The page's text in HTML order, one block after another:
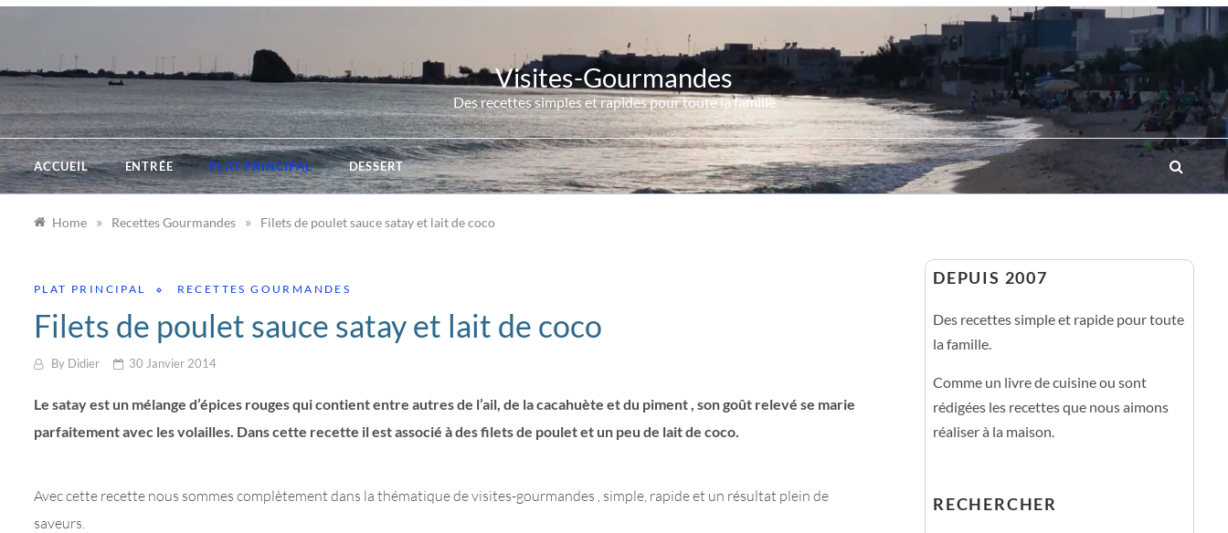
Skip
Visites-Gourmandes
Des recettes simples et rapides pour toute la famille
ACCUEIL ENTRÉE PLAT PRINCIPAL DESSERT
Home » Recettes Gourmandes » Filets de poulet sauce satay et lait de coco
PLAT PRINCIPAL RECETTES GOURMANDES
Filets de poulet sauce satay et lait de coco
By Didier 30 Janvier 2014
Le satay est un mélange d’épices rouges qui contient entre autres de l’ail, de la cacahuète et du piment , son goût relevé se marie
parfaitement avec les volailles. Dans cette recette il est associé à des filets de poulet et un peu de lait de coco.
Avec cette recette nous sommes complètement dans la thématique de visites-gourmandes , simple, rapide et un résultat plein de
saveurs.
DEPUIS 2007
Des recettes simple et rapide pour toute
la famille.
Comme un livre de cuisine ou sont
rédigées les recettes que nous aimons
réaliser à la maison.
RECHERCHER